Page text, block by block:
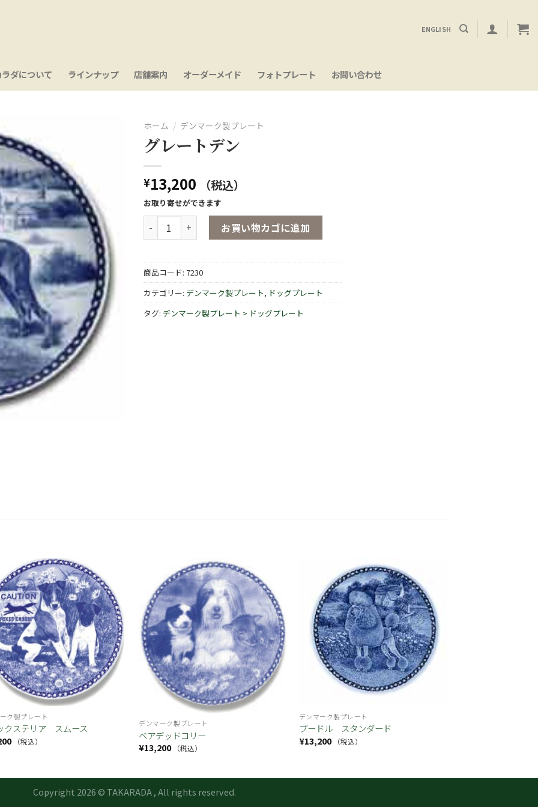
ENGLISH
ダについて ラインナップ 店舗案内 オーダーメイド フォトプレート お問い合わせ
ホーム / デンマーク製プレート
グレートデン
¥13,200 （税込）
お取り寄せができます
グレートデン個 お買い物カゴに追加
商品コード: 7230
カテゴリー: デンマーク製プレート, ドッグプレート
タグ: デンマーク製プレート > ドッグプレート
お気
に入
り
ク製プレート
クステリア スムース
（税込）
お気
に入
り
デンマーク製プレート
ベアデッドコリー
¥13,200 （税込）
お気
に入
り
デンマーク製プレート
プードル スタンダード
¥13,200 （税込）
Copyright 2026 © TAKARADA , All rights reserved.